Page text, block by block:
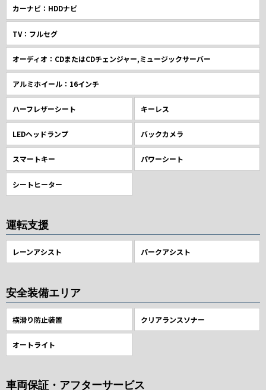
カーナビ：HDDナビ
TV：フルセグ
オーディオ：CDまたはCDチェンジャー,ミュージックサーバー
アルミホイール：16インチ
ハーフレザーシート キーレス
LEDヘッドランプ バックカメラ
スマートキー パワーシート
シートヒーター
運転支援
レーンアシスト パークアシスト
安全装備エリア
横滑り防止装置 クリアランスソナー
オートライト
車両保証・アフターサービス